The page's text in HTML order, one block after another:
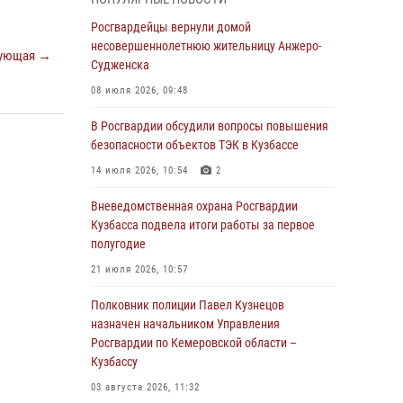
→
бронзу чемпионата России по парашютно-
атлетическому многоборью
04 августа 2026, 10:48 2
Кузбассовцы высоко оценили качество
подразделениями ЛРР Росгвардии
04 августа 2026, 09:42
юных путешественников из Новокузнецка
04 августа 2026, 08:42
Росгвардейцы задержали нарушителя
кемеровской гостинице
04 августа 2026, 07:41
Кемеровские росгвардейцы пресекли
попытку хищения товара путем подмены
Росгвардейцы вернули домой
несовершеннолетнюю жительницу Анжеро-
Судженска
08 июля 2026, 09:48
В Росгвардии обсудили вопросы повышения
безопасности объектов ТЭК в Кузбассе
14 июля 2026, 10:54 2
Вневедомственная охрана Росгвардии
Кузбасса подвела итоги работы за первое
полугодие
21 июля 2026, 10:57
Полковник полиции Павел Кузнецов
назначен начальником Управления
Росгвардии по Кемеровской области –
Кузбассу
03 августа 2026, 11:32